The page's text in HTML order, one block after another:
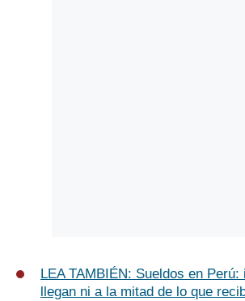
LEA TAMBIÉN: Sueldos en
llegan ni a la mitad de lo que